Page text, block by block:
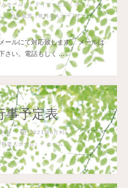
ホーム）/ デイサービス/ホーム/行
/行事風景（有料老人ホーム）
ルにて対応致します。 メールは
さい。電話もしく …
事予定表
2021年6月9日
料老人ホーム）/ ホーム